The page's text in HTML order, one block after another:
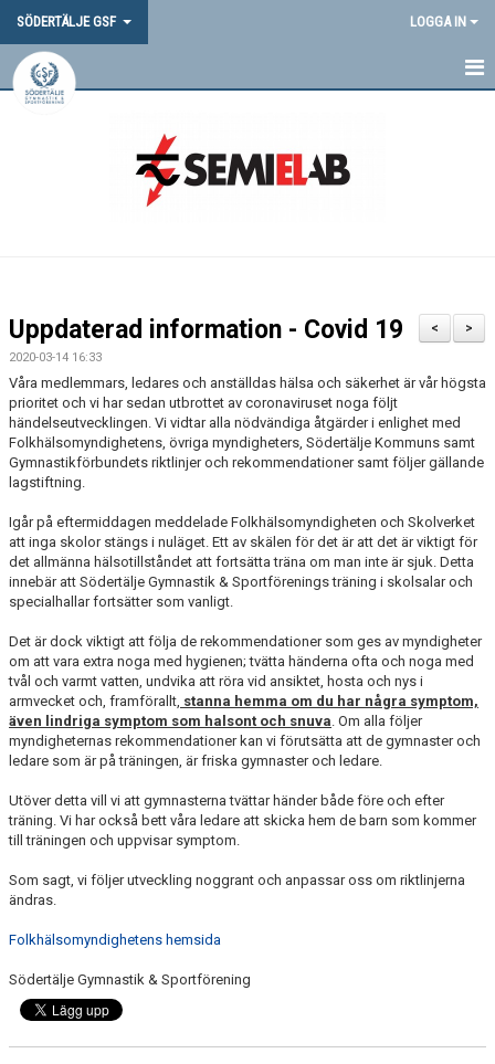
SÖDERTÄLJE GSF LOGGA IN
SGSF-PROFIL
TÄVLINGAR
MEDLEMSINFORMATION
VISSELBLÅSARE
>
<
Uppdaterad information - Covid 19
2020-03-14 16:33
Våra medlemmars, ledares och anställdas hälsa och säkerhet är vår högsta
prioritet och vi har sedan utbrottet av coronaviruset noga följt
händelseutvecklingen. Vi vidtar alla nödvändiga åtgärder i enlighet med
Folkhälsomyndighetens, övriga myndigheters, Södertälje Kommuns samt
Gymnastikförbundets riktlinjer och rekommendationer samt följer gällande
lagstiftning.
Igår på eftermiddagen meddelade Folkhälsomyndigheten och Skolverket
att inga skolor stängs i nuläget. Ett av skälen för det är att det är viktigt för
det allmänna hälsotillståndet att fortsätta träna om man inte är sjuk. Detta
innebär att Södertälje Gymnastik & Sportförenings träning i skolsalar och
specialhallar fortsätter som vanligt.
Det är dock viktigt att följa de rekommendationer som ges av myndigheter
om att vara extra noga med hygienen; tvätta händerna ofta och noga med
tvål och varmt vatten, undvika att röra vid ansiktet, hosta och nys i
armvecket och, framförallt, stanna hemma om du har några symptom,
även lindriga symptom som halsont och snuva. Om alla följer
myndigheternas rekommendationer kan vi förutsätta att de gymnaster och
ledare som är på träningen, är friska gymnaster och ledare.
Utöver detta vill vi att gymnasterna tvättar händer både före och efter
träning. Vi har också bett våra ledare att skicka hem de barn som kommer
till träningen och uppvisar symptom.
Som sagt, vi följer utveckling noggrant och anpassar oss om riktlinjerna
ändras.
Folkhälsomyndighetens hemsida
Södertälje Gymnastik & Sportförening